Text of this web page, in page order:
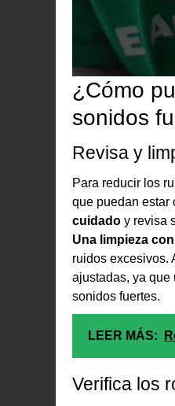
¿Cómo
sonidos
Revisa y
Para reducir los
que puedan estar
cuidado y revisa
Una limpieza
ruidos excesivos.
ajustadas, ya que
sonidos fuertes.
LEER MÁS:
Verifica los